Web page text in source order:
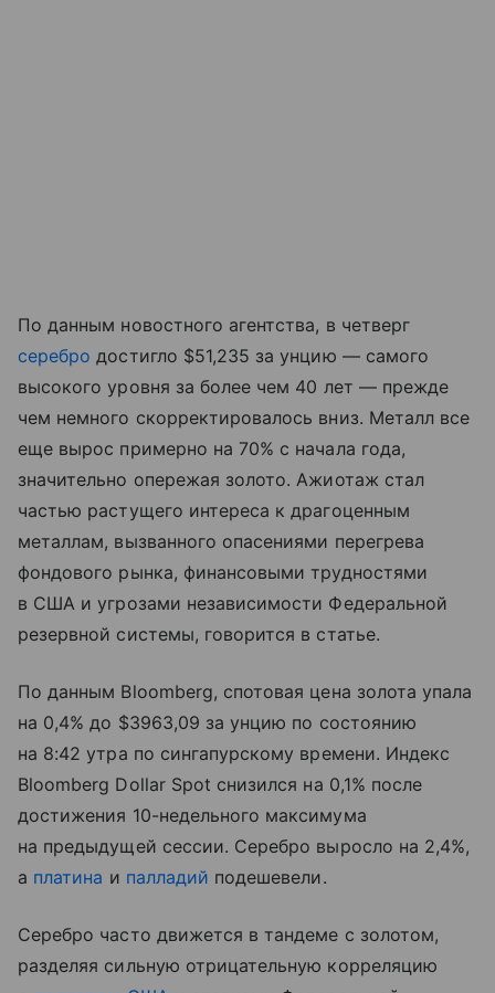
По данным новостного агентства, в четверг
серебро достигло $51,235 за унцию — самого
высокого уровня за более чем 40 лет — прежде
чем немного скорректировалось вниз. Металл все
еще вырос примерно на 70% с начала года,
значительно опережая золото. Ажиотаж стал
частью растущего интереса к драгоценным
металлам, вызванного опасениями перегрева
фондового рынка, финансовыми трудностями
в США и угрозами независимости Федеральной
резервной системы, говорится в статье.
По данным Bloomberg, спотовая цена золота упала
на 0,4% до $3963,09 за унцию по состоянию
на 8:42 утра по сингапурскому времени. Индекс
Bloomberg Dollar Spot снизился на 0,1% после
достижения 10-недельного максимума
на предыдущей сессии. Серебро выросло на 2,4%,
а платина и палладий подешевели.
Серебро часто движется в тандеме с золотом,
разделяя сильную отрицательную корреляцию